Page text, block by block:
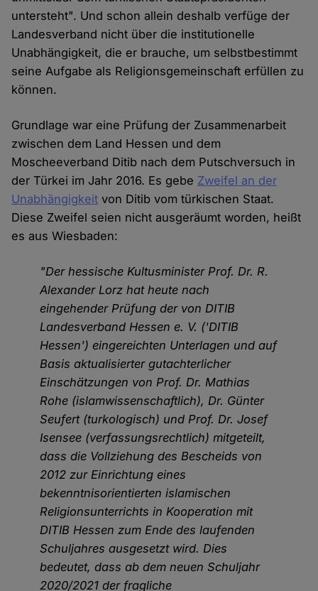
untersteht". Und schon allein deshalb verfüge der
Landesverband nicht über die institutionelle
Unabhängigkeit, die er brauche, um selbstbestimmt
seine Aufgabe als Religionsgemeinschaft erfüllen zu
können.
Grundlage war eine Prüfung der Zusammenarbeit
zwischen dem Land Hessen und dem
Moscheeverband Ditib nach dem Putschversuch in
der Türkei im Jahr 2016. Es gebe Zweifel an der
Unabhängigkeit von Ditib vom türkischen Staat.
Diese Zweifel seien nicht ausgeräumt worden, heißt
es aus Wiesbaden:
"Der hessische Kultusminister Prof. Dr. R.
Alexander Lorz hat heute nach
eingehender Prüfung der von DITIB
Landesverband Hessen e. V. ('DITIB
Hessen') eingereichten Unterlagen und auf
Basis aktualisierter gutachterlicher
Einschätzungen von Prof. Dr. Mathias
Rohe (islamwissenschaftlich), Dr. Günter
Seufert (turkologisch) und Prof. Dr. Josef
Isensee (verfassungsrechtlich) mitgeteilt,
dass die Vollziehung des Bescheids von
2012 zur Einrichtung eines
bekenntnisorientierten islamischen
Religionsunterrichts in Kooperation mit
DITIB Hessen zum Ende des laufenden
Schuljahres ausgesetzt wird. Dies
bedeutet, dass ab dem neuen Schuljahr
2020/2021 der fragliche